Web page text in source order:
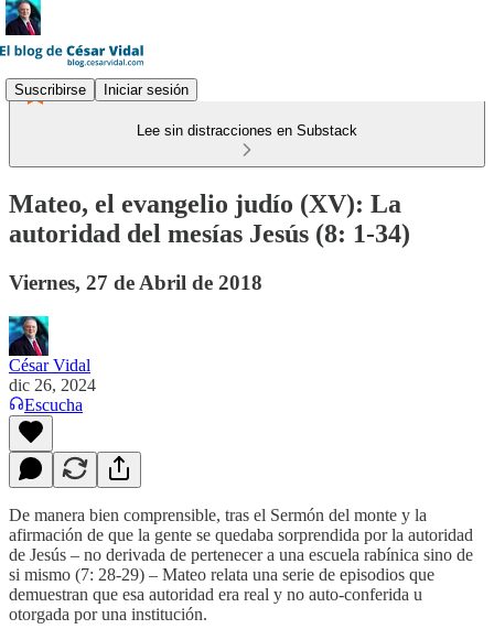
Suscribirse Iniciar sesión
Lee sin distracciones en Substack
Mateo, el evangelio judío (XV): La
autoridad del mesías Jesús (8: 1-34)
Viernes, 27 de Abril de 2018
César Vidal
dic 26, 2024
Escucha
De manera bien comprensible, tras el Sermón del monte y la
afirmación de que la gente se quedaba sorprendida por la autoridad
de Jesús – no derivada de pertenecer a una escuela rabínica sino de
si mismo (7: 28-29) – Mateo relata una serie de episodios que
demuestran que esa autoridad era real y no auto-conferida u
otorgada por una institución.